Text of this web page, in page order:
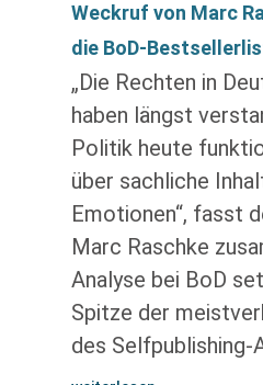
Weckruf von Marc
die BoD-
„Die Rechten in
haben längst
Politik heute
über sachliche
Emotionen“, fasst
Marc Raschke
Analyse bei BoD
Spitze der
des Selfpublishing-